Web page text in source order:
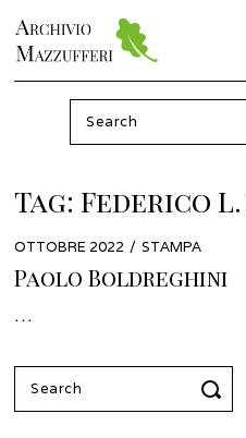
Search
for:
Tag: Federico
POSTED
ON
OTTOBRE 2022 OTTOBRE
2022
STAMPA
Paolo Boldreghini
…
Search
for: